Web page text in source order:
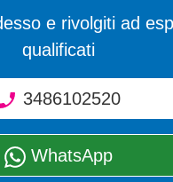
e rivolgiti ad
qualificati
3486102520
WhatsApp